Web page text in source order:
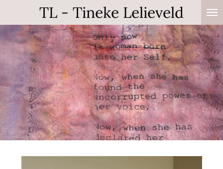
Hauptinhalt
springen
TL - Tineke Lelieveld